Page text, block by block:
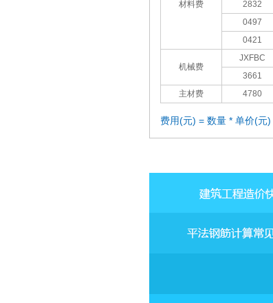
材料费
2832
0497
0421
机械费
JXFBC
3661
主材费
4780
费用(元) = 数量 * 单价(元)